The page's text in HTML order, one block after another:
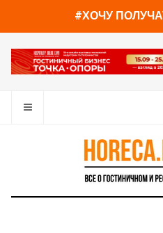
#ХОЧУ